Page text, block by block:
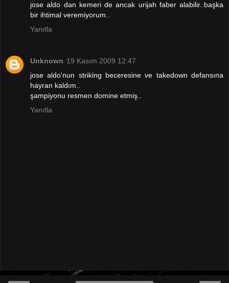
jose aldo dan kemeri de ancak urijah faber alabilir..başka
bir ihtimal veremiyorum..
Yanıtla
Unknown 19 Kasım 2009 12:47
jose aldo'nun striking beceresine ve takedown defansına
hayran kaldım..
şampiyonu resmen domine etmiş..
Yanıtla